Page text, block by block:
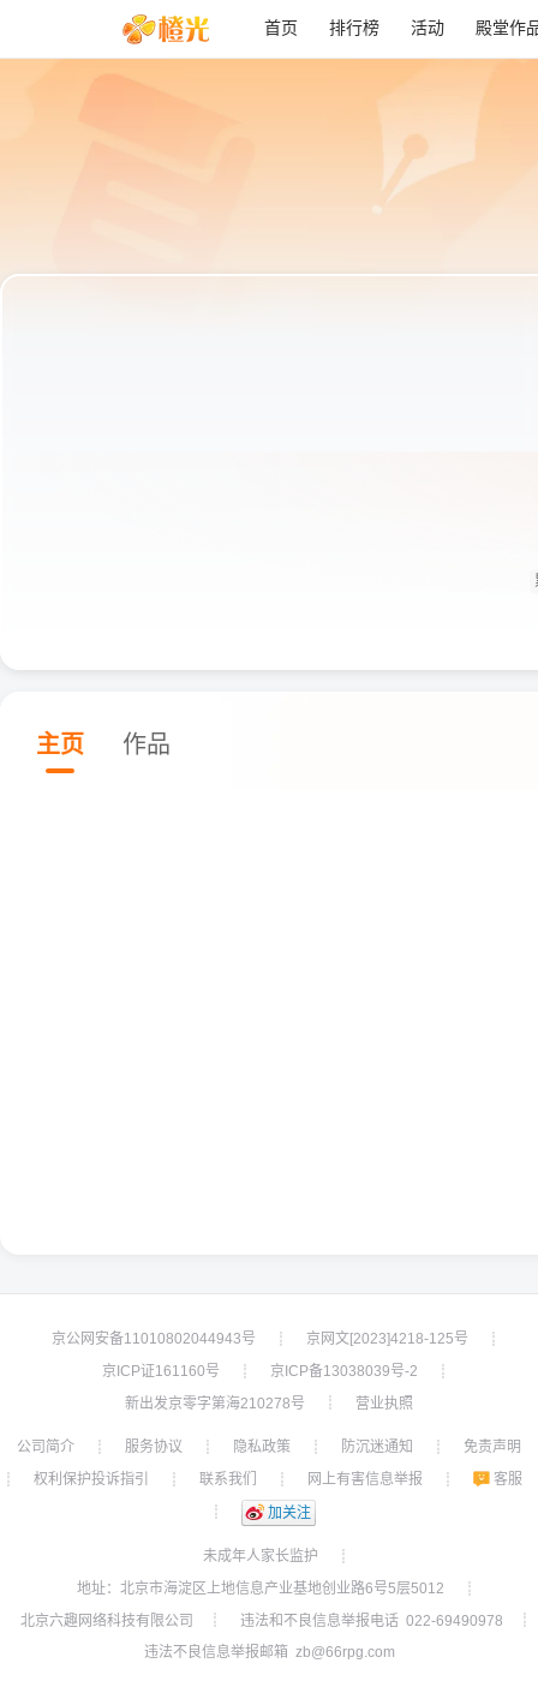
首页 排行榜 活动 殿堂作
主页 作品
京公网安备11010802044943号 ┊ 京网文[2023]4218-125号
┊
京ICP证161160号
┊ 京ICP备13038039号-2
┊
新出发京零字第海210278号
┊ 营业执照
公司简介 ┊ 服务协议 ┊ 隐私政策 ┊ 防沉迷通知 ┊
免责声明
┊
权利保护投诉指引 ┊ 联系我们 ┊ 网上有害信息举报 ┊
客服
┊
加关注
未成年人家长监护
┊
地址：北京市海淀区上地信息产业基地创业路6号5层5012
┊
北京六趣网络科技有限公司
┊ 违法和不良信息举报电话 022-69490978
┊
违法不良信息举报邮箱 zb@66rpg.com